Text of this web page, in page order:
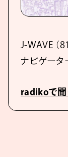
J-WAVE
ナビゲータ
radikoで聞